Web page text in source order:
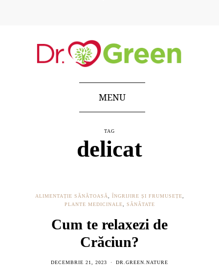
MENU
TAG
delicat
ALIMENTAȚIE SĂNĂTOASĂ ÎNGRIJIRE ȘI FRUMUSEȚE
PLANTE MEDICINALE
SĂNĂTATE
Cum te relaxezi de
Crăciun?
DECEMBRIE 21, 2023 DR.GREEN.NATURE